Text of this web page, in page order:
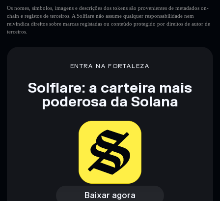
Os nomes, símbolos, imagens e descrições dos tokens são provenientes de metadados on-
chain e registos de terceiros. A Solflare não assume qualquer responsabilidade nem
reivindica direitos sobre marcas registadas ou conteúdo protegido por direitos de autor de
terceiros.
ENTRA NA FORTALEZA
Solflare: a carteira mais
poderosa da Solana
Baixar agora
Baixar agora
Acessar carteira